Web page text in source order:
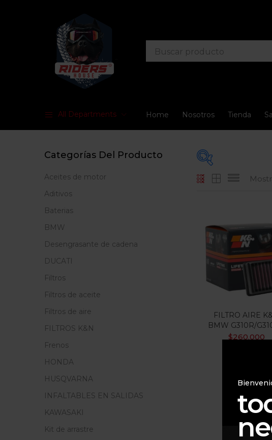
All Departments Home Nosotros Tienda
FILTRO
Precio: $216.000
En oferta
Categorias
FILTRO AIRE
BMW G310R/
$260.000
Categorías Del Producto
Aceites de motor
Aditivos
Baterias
BMW
Desengrasante de cadena
DUCATI
Filtros
Filtros de aceite
Filtros de aire
FILTROS K&N
Frenos
HONDA
HUSQVARNA
INFALTABLES EN SALIDAS
KAWASAKI
Kit de arrastre